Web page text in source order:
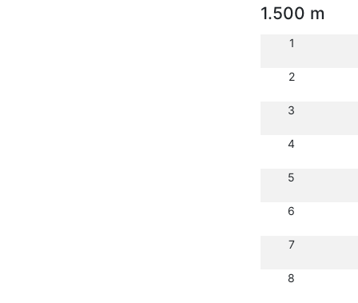
1.500 m
1
2
3
4
5
6
7
8